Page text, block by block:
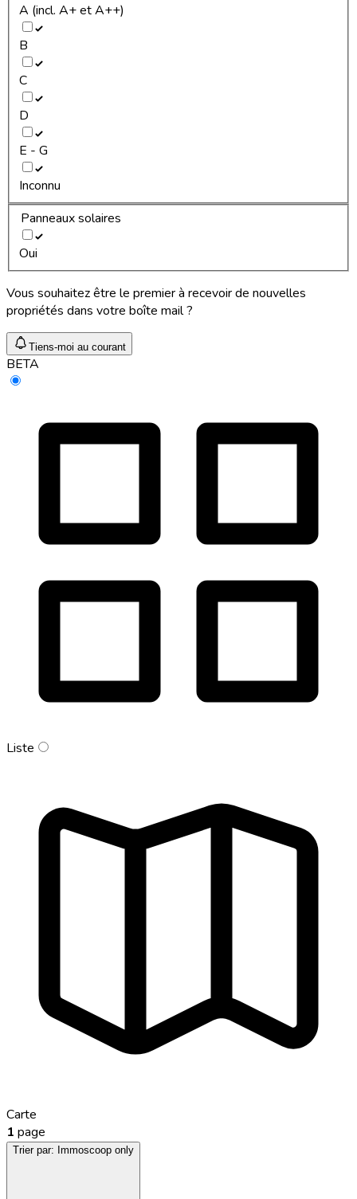
A (incl. A+ et A++)
B
C
D
E - G
Inconnu
Panneaux solaires
Oui
Vous souhaitez être le premier à recevoir de nouvelles
propriétés dans votre boîte mail ?
Tiens-moi au courant
BETA
Liste
Carte
1 page
Trier par: Immoscoop only